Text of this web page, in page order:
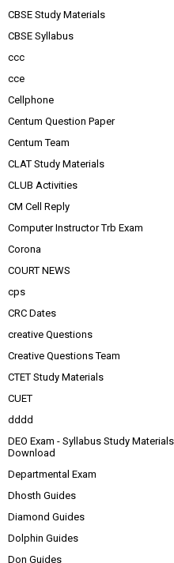
CBSE Study Materials
CBSE Syllabus
ccc
cce
Cellphone
Centum Question Paper
Centum Team
CLAT Study Materials
CLUB Activities
CM Cell Reply
Computer Instructor Trb Exam
Corona
COURT NEWS
cps
CRC Dates
creative Questions
Creative Questions Team
CTET Study Materials
CUET
dddd
DEO Exam - Syllabus Study
Download
Departmental Exam
Dhosth Guides
Diamond Guides
Dolphin Guides
Don Guides